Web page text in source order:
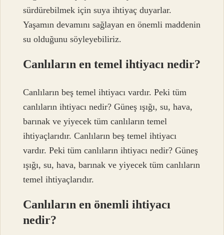
sürdürebilmek için suya ihtiyaç duyarlar.
Yaşamın devamını sağlayan en önemli maddenin
su olduğunu söyleyebiliriz.
Canlıların en temel ihtiyacı nedir?
Canlıların beş temel ihtiyacı vardır. Peki tüm
canlıların ihtiyacı nedir? Güneş ışığı, su, hava,
barınak ve yiyecek tüm canlıların temel
ihtiyaçlarıdır. Canlıların beş temel ihtiyacı
vardır. Peki tüm canlıların ihtiyacı nedir? Güneş
ışığı, su, hava, barınak ve yiyecek tüm canlıların
temel ihtiyaçlarıdır.
Canlıların en önemli ihtiyacı
nedir?